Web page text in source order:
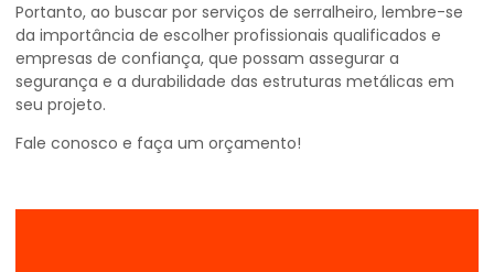
Portanto, ao buscar por serviços de serralheiro, lembre-se
da importância de escolher profissionais qualificados e
empresas de confiança, que possam assegurar a
segurança e a durabilidade das estruturas metálicas em
seu projeto.
Fale conosco e faça um orçamento!